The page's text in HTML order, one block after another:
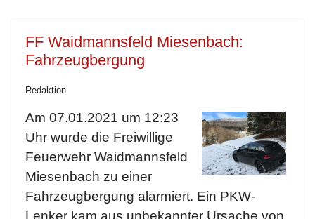
FF Waidmannsfeld Miesenbach:
Fahrzeugbergung
Redaktion
Am 07.01.2021 um 12:23
Uhr wurde die Freiwillige
Feuerwehr Waidmannsfeld
Miesenbach zu einer
Fahrzeugbergung alarmiert. Ein PKW-
Lenker kam aus unbekannter Ursache von